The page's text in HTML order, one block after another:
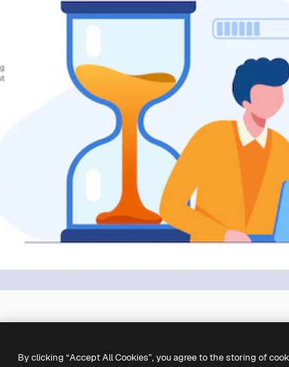
By clicking “Accept All Cookies”, you agree to the storing of